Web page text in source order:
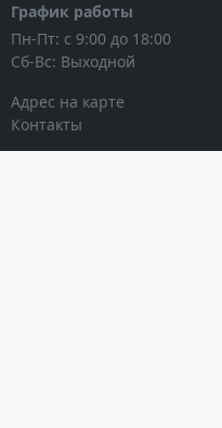
График работы
Пн-Пт: с 9:00 до 18:00
Сб-Вс: Выходной
Адрес на карте
Контакты